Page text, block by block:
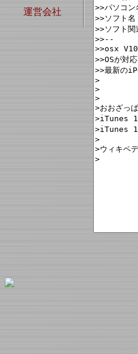
運営会社